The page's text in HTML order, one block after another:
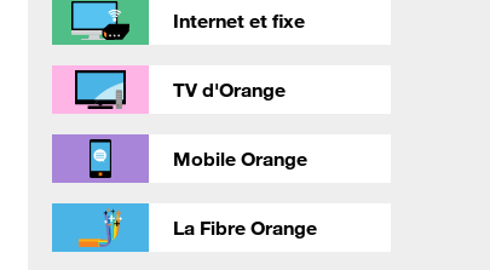
Internet et fixe
TV d'Orange
Mobile Orange
La Fibre Orange